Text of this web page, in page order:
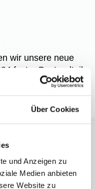
Über Cookies
und Anzeigen zu
Medien anbieten
Website zu
wir unsere neue
fester Bestandteil
für Qualität
uns als
nur unsere
unseren Kunden
für den